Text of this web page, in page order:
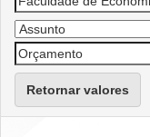
Retornar valores